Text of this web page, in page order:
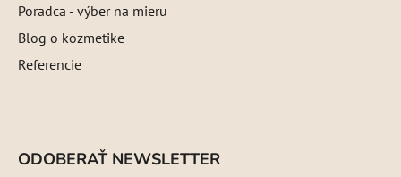
Poradca - výber na mieru
Blog o kozmetike
Referencie
ODOBERAŤ NEWSLETTER